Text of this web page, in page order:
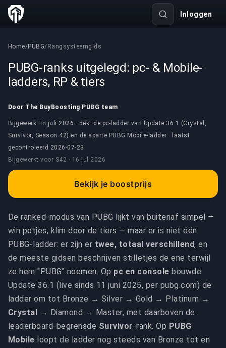
Inloggen
Home/PUBG/ Rangsysteemgids
PUBG-ranks uitgelegd: pc- & Mobile-
ladders, RP & tiers
Door The BuyBoosting PUBG team
Bijgewerkt in juli 2026 · dekt de pc-ladder van Update 36.1 (Crystal,
Survivor, Season 42) en de aparte PUBG Mobile-ladder · laatst
gecontroleerd 2026-07-23
Bijgewerkt voor S42 · 16 jul 2026
Bekijk je boostprijs
De ranked-modus van PUBG lijkt van buitenaf simpel —
win potjes, klim door de tiers — maar er is niet één
PUBG-ladder: er zijn er twee, totaal verschillend, en
de meeste gidsen beschrijven stilletjes de ene terwijl
ze hem "PUBG" noemen. Op pc en console bouwde
Update 36.1 (live sinds 11 juni 2025, per pubg.com) de
ladder om tot Bronze → Silver → Gold → Platinum →
Crystal → Diamond → Master, met daarboven de
leaderboard-begrensde Survivor-rank. Op PUBG
Mobile loopt de ladder nog steeds van Bronze tot en